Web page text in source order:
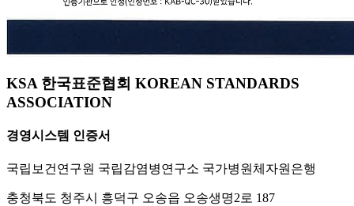
KSA 한국표준협회 KOREAN STANDARDS
ASSOCIATION
경영시스템 인증서
국립보건연구원 국립감염병연구소 국가병원체자원은행
충청북도 청주시 흥덕구 오송읍 오송생명2로 187